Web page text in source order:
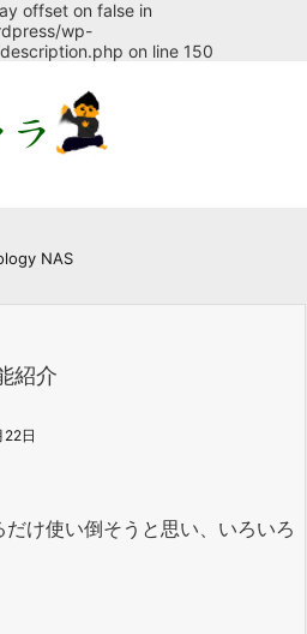
offset on false in
wp-
on line 150
NAS
紹介
日
け使い倒そうと思い、いろいろ